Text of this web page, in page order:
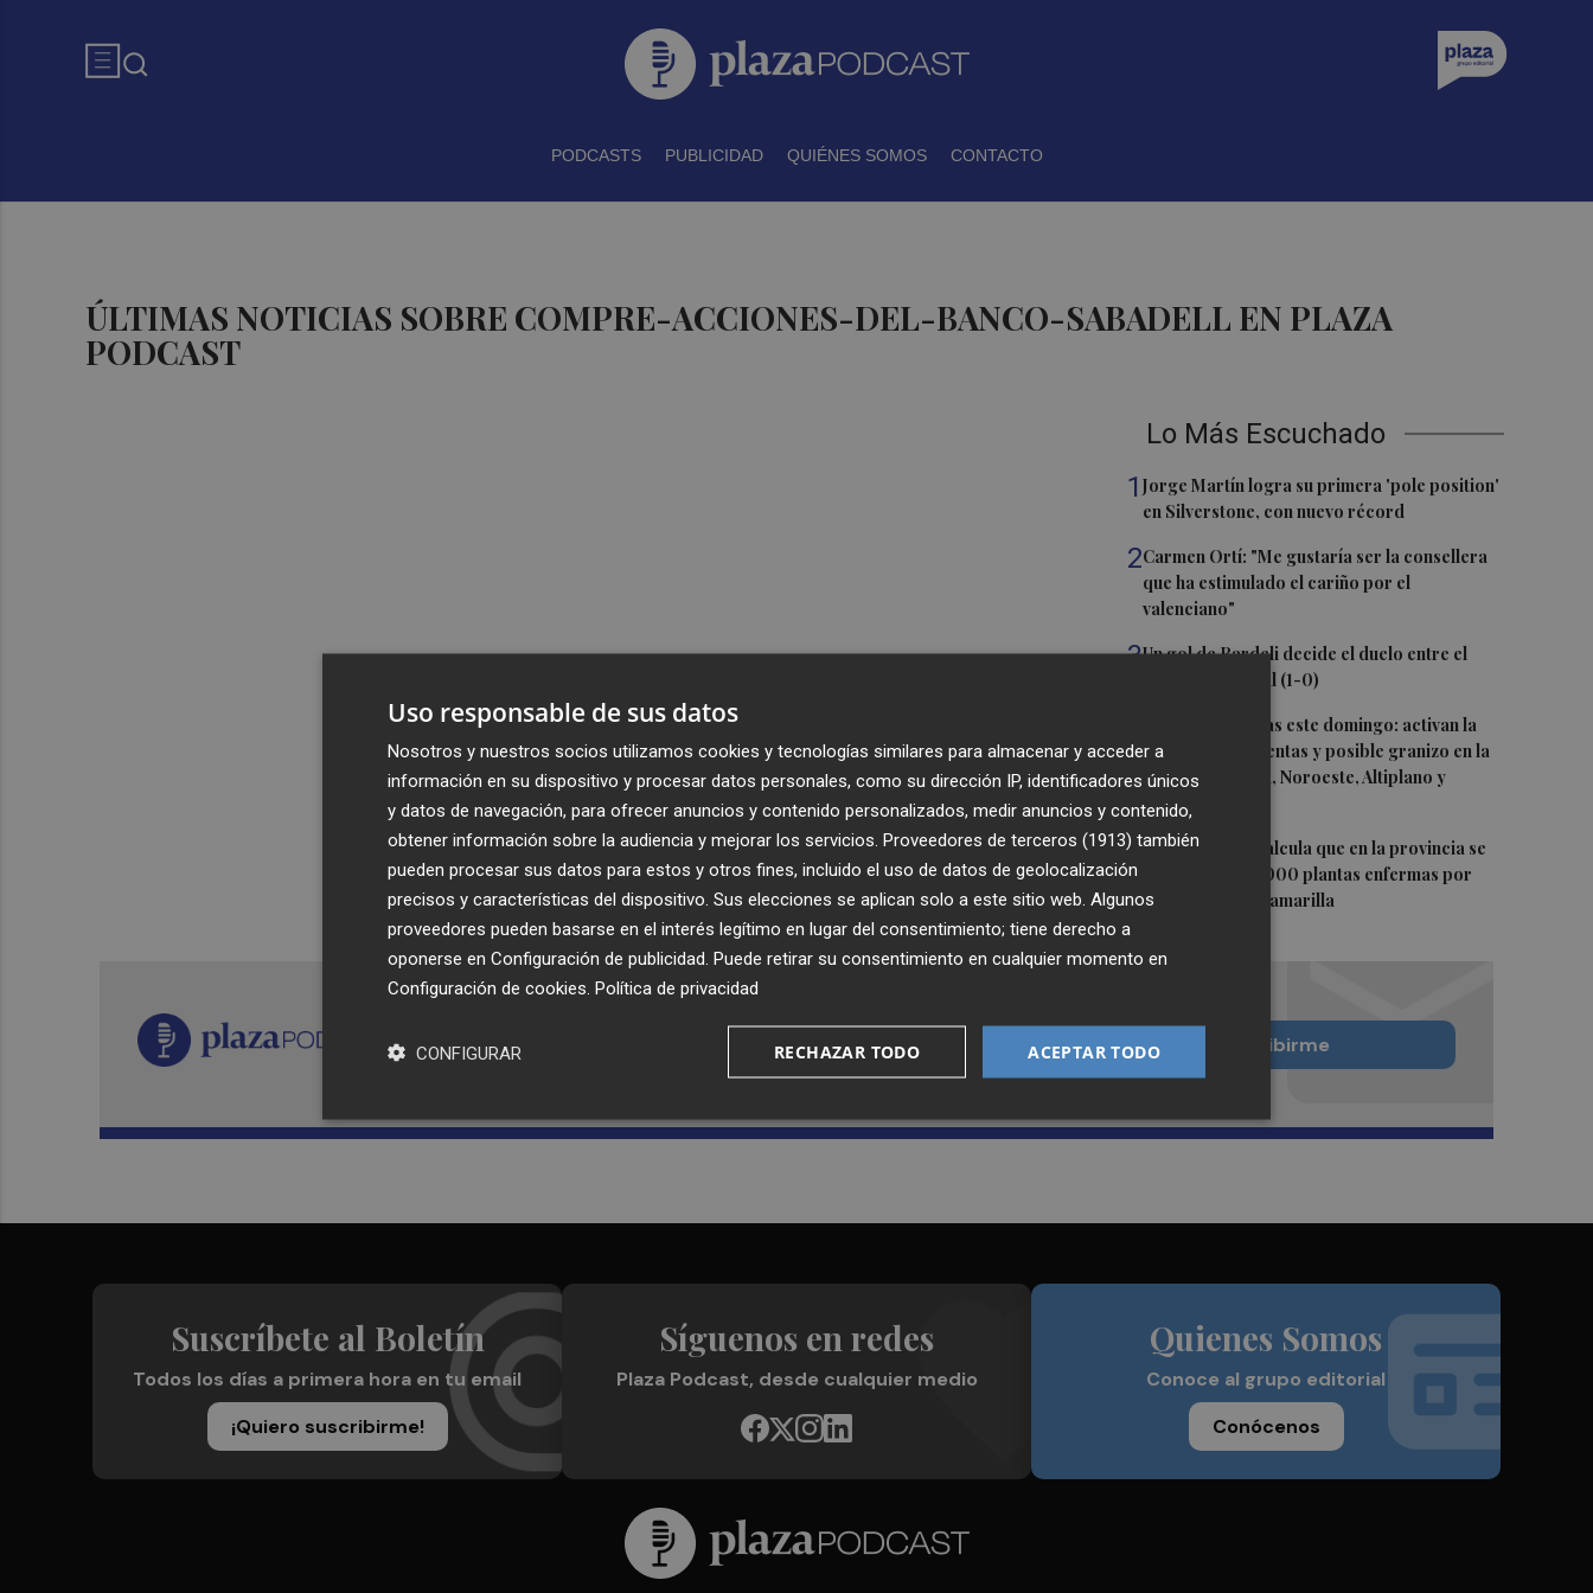
PODCASTS PUBLICIDAD QUIÉNES SOMOS CONTACTO
ÚLTIMAS NOTICIAS SOBRE COMPRE-ACCIONES-DEL-BANCO-SABADELL EN PLAZA
PODCAST
Lo Más Escuchado
1Jorge Martín logra su primera 'pole position'
en Silverstone, con nuevo récord
2Carmen Ortí: "Me gustaría ser la consellera
que ha estimulado el cariño por el
valenciano"
3Un gol de Bardeli decide el duelo entre el
Levante y su filial (1-0)
Vuelven las lluvias este domingo: activan la
alerta por tormentas y posible granizo en la
Vega del Segura, Noroeste, Altiplano y
Guadalentín
5Asaja Alicante calcula que en la provincia se
arrancarán 50.000 plantas enfermas por
clorosis nervial amarilla
Recibe toda la actualidad de
Plaza Podcast en tu correo
Quiero suscribirme
Suscríbete al Boletín
Todos los días a primera hora en tu email
¡Quiero suscribirme!
Síguenos en redes
Plaza Podcast, desde cualquier medio
Quienes Somos
Conoce al grupo editorial
Conócenos
Uso responsable de sus datos
Nosotros y nuestros socios utilizamos cookies y tecnologías similares para almacenar y acceder a
información en su dispositivo y procesar datos personales, como su dirección IP, identificadores únicos
y datos de navegación, para ofrecer anuncios y contenido personalizados, medir anuncios y contenido,
obtener información sobre la audiencia y mejorar los servicios. Proveedores de terceros (1913) también
pueden procesar sus datos para estos y otros fines, incluido el uso de datos de geolocalización
precisos y características del dispositivo. Sus elecciones se aplican solo a este sitio web. Algunos
proveedores pueden basarse en el interés legítimo en lugar del consentimiento; tiene derecho a
oponerse en Configuración de publicidad . Puede retirar su consentimiento en cualquier momento en
Configuración de cookies Política de privacidad
ACEPTAR TODO
RECHAZAR TODO
CONFIGURAR